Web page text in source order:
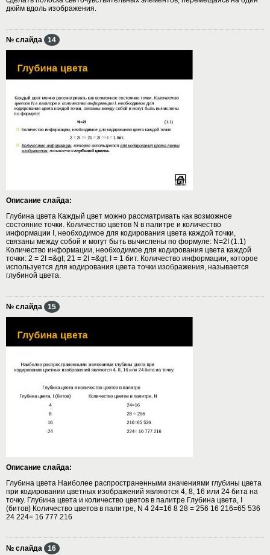
дюйм вдоль изображения.
№ слайда 14
Описание слайда:
Глубина цвета Каждый цвет можно рассматривать как возможное
состояние точки. Количество цветов N в палитре и количество
информации I, необходимое для кодирования цвета каждой точки,
связаны между собой и могут быть вычислены по формуле: N=2I (1.1)
Количество информации, необходимое для кодирования цвета каждой
точки: 2 = 2I =&gt; 21 = 2I =&gt; I = 1 бит. Количество информации, которое
используется для кодирования цвета точки изображения, называется
глубиной цвета.
№ слайда 15
Описание слайда:
Глубина цвета Наиболее распространенными значениями глубины цвета
при кодировании цветных изображений являются 4, 8, 16 или 24 бита на
точку. Глубина цвета и количество цветов в палитре Глубина цвета, I
(битов) Количество цветов в палитре, N 4 24=16 8 28 = 256 16 216=65 536
24 224= 16 777 216
№ слайда 16